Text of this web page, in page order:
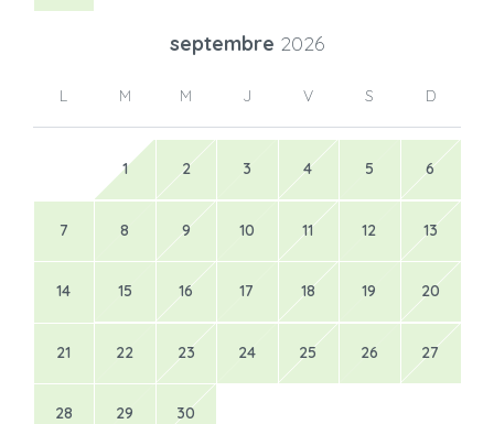
septembre 2026
L M M J V S D
1 2 3 4 5 6
7 8 9 10 11 12 13
14 15 16 17 18 19 20
21 22 23 24 25 26 27
28 29 30